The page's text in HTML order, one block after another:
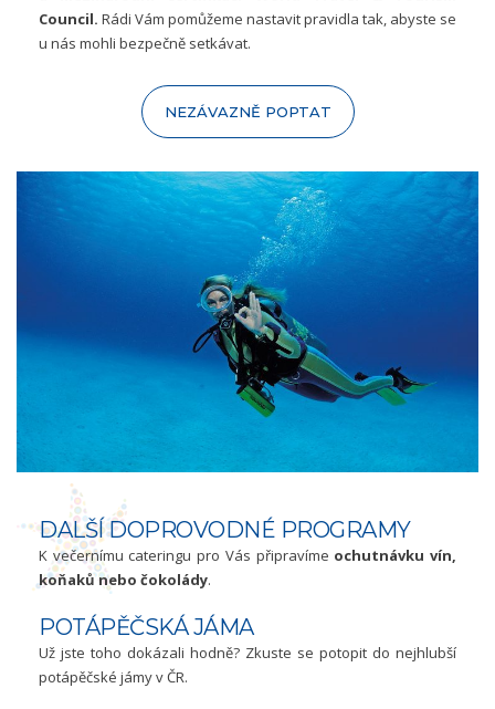
Council. Rádi Vám pomůžeme nastavit pravidla tak, abyste se
u nás mohli bezpečně setkávat.
NEZÁVAZNĚ POPTAT
DALŠÍ DOPROVODNÉ PROGRAMY
K večernímu cateringu pro Vás připravíme ochutnávku vín,
koňaků nebo čokolády.
POTÁPĚČSKÁ JÁMA
Už jste toho dokázali hodně? Zkuste se potopit do nejhlubší
potápěčské jámy v ČR.